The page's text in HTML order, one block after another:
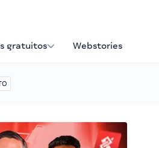
gratuitos Webstories